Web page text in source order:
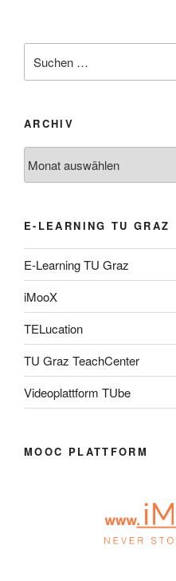
nach:
ARCHIV
E-LEARNING TU GRAZ
E-Learning TU Graz
iMooX
TELucation
TU Graz TeachCenter
Videoplattform TUbe
MOOC PLATTFORM